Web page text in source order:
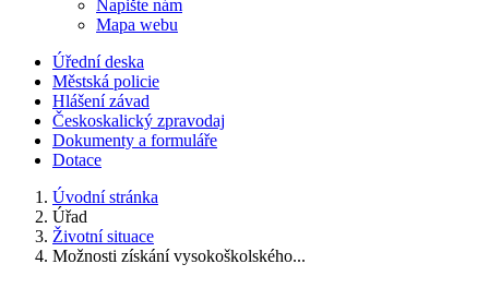
Napište nám
Mapa webu
Úřední deska
Městská policie
Hlášení závad
Českoskalický zpravodaj
Dokumenty a formuláře
Dotace
Úvodní stránka
Úřad
Životní situace
Možnosti získání vysokoškolského...